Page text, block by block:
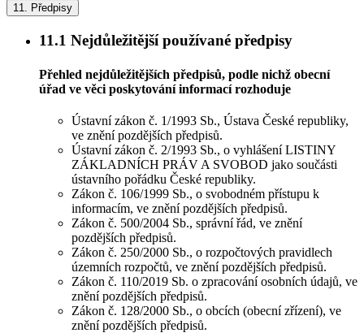
11. Předpisy
11.1 Nejdůležitější používané předpisy
Přehled nejdůležitějších předpisů, podle nichž obecní
úřad ve věci poskytování informací rozhoduje
Ústavní zákon č. 1/1993 Sb., Ústava České republiky,
ve znění pozdějších předpisů.
Ústavní zákon č. 2/1993 Sb., o vyhlášení LISTINY
ZÁKLADNÍCH PRÁV A SVOBOD jako součásti
ústavního pořádku České republiky.
Zákon č. 106/1999 Sb., o svobodném přístupu k
informacím, ve znění pozdějších předpisů.
Zákon č. 500/2004 Sb., správní řád, ve znění
pozdějších předpisů.
Zákon č. 250/2000 Sb., o rozpočtových pravidlech
územních rozpočtů, ve znění pozdějších předpisů.
Zákon č. 110/2019 Sb. o zpracování osobních údajů, ve
znění pozdějších předpisů.
Zákon č. 128/2000 Sb., o obcích (obecní zřízení), ve
znění pozdějších předpisů.